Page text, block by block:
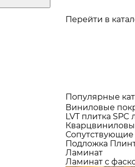
Перейти в
Популярные
Виниловые
LVT плитка SPC
Сопутствующие
Подложка
Ламинат
Ламинат с